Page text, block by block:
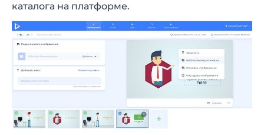
каталога на платформе.